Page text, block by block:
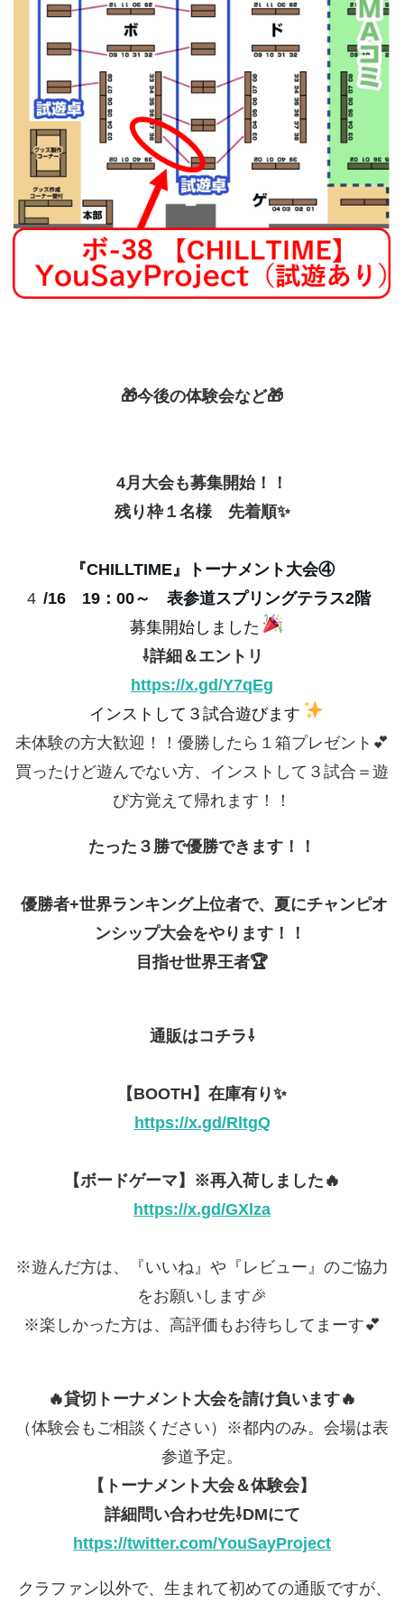
🎁今後の体験会など🎁
4月大会も募集開始！！
残り枠１名様 先着順✨
『CHILLTIME』トーナメント大会④
4 /16 19：00～ 表参道スプリングテラス2階
募集開始しました
⇩詳細＆エントリ
https://x.gd/Y7qEg
インストして３試合遊びます
未体験の方大歓迎！！優勝したら１箱プレゼント💕
買ったけど遊んでない方、インストして３試合＝遊
び方覚えて帰れます！！
たった３勝で優勝できます！！
優勝者+世界ランキング上位者で、夏にチャンピオ
ンシップ大会をやります！！
目指せ世界王者🏆
通販はコチラ⇩
【BOOTH】在庫有り✨
https://x.gd/RltgQ
【ボードゲーマ】※再入荷しました🔥
https://x.gd/GXlza
※遊んだ方は、『いいね』や『レビュー』のご協力
をお願いします🎉
※楽しかった方は、高評価もお待ちしてまーす💕
🔥貸切トーナメント大会を請け負います🔥
（体験会もご相談ください）※都内のみ。会場は表
参道予定。
【トーナメント大会＆体験会】
詳細問い合わせ先⇩DMにて
https://twitter.com/YouSayProject
クラファン以外で、生まれて初めての通販ですが、